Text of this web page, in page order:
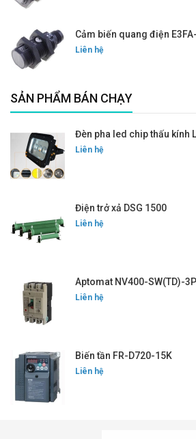
Cảm biến quang điện
Liên hệ
SẢN PHẨM BÁN CHẠY
Đèn pha led chip thấu kính
Liên hệ
Điện trở xả DSG 1500
Liên hệ
Aptomat NV400-SW(TD)-
Liên hệ
Biến tần FR-D720-15K
Liên hệ